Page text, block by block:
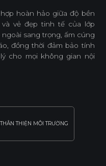
hoàn hảo giữa độ bền
vẻ đẹp tinh tế của lớp
sang trọng, ấm cúng
đồng thời đảm bảo tính
cho mọi không gian nội
THÂN THIỆN MÔI TRƯỜNG